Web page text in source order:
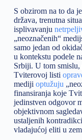
S obzirom na to da
država, trenutna
isplivavanju
„neoznačenih“
samo jedan od
u kontekstu podele
Srbiji. U tom smislu,
Tviterovoj listi
mediji optužuju
finansiranja koje
jedinstven odgovor
objektivnom
ustaljenih
vladajućoj eliti u